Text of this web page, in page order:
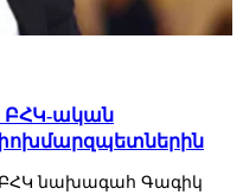
ԲՀԿ-ական
նախագահ Գագիկ